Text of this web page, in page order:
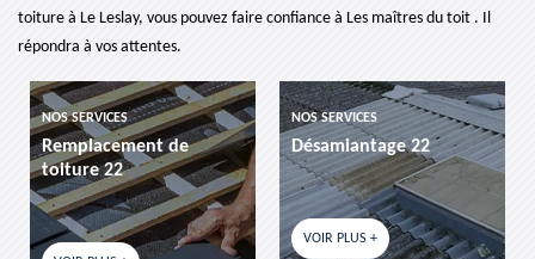
toiture à Le Leslay, vous pouvez faire confiance à Les maîtres du toit . Il
répondra à vos attentes.
NOS SERVICES
Désamiantage 22
VOIR PLUS +
NOS SERVICES
etancheite de
VOIR PLUS +